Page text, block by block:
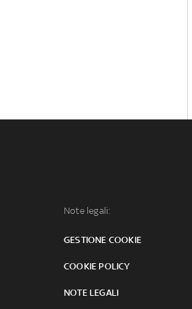
Note legali:
GESTIONE COOKIE
COOKIE POLICY
NOTE LEGALI